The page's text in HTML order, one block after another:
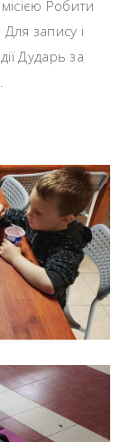
Робити
запису і
Дударь за